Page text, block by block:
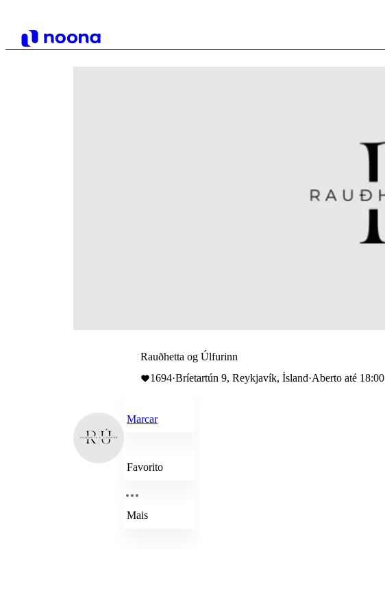
Rauðhetta og Úlfurinn
1694·Bríetartún 9, Reykjavík, Ísland·Aberto até 18:00
Marcar
Favorito
Mais